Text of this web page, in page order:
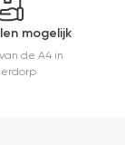
mogelijk
de A4 in